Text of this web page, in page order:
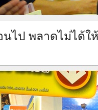
นไป พลาดไม่ได้